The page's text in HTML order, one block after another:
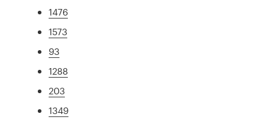
1476
1573
93
1288
203
1349